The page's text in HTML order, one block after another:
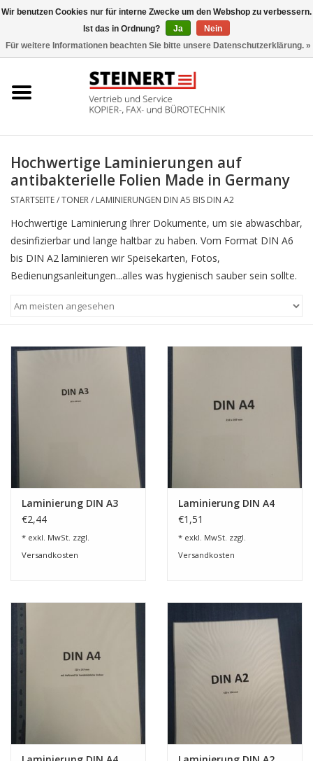
Büromaschinen- Service
Toner
Büromaschinen
Marken
Hochwertige Laminierungen auf
antibakterielle Folien Made in Germany
STARTSEITE/TONER/ LAMINIERUNGEN DIN A5 BIS DIN A2
Hochwertige Laminierung Ihrer Dokumente, um sie abwaschbar,
desinfizierbar und lange haltbar zu haben. Vom Format DIN A6
bis DIN A2 laminieren wir Speisekarten, Fotos,
Bedienungsanleitungen...alles was hygienisch sauber sein sollte.
Laminierung DIN A3
€2,44
* exkl. MwSt. zzgl.
Versandkosten
Laminierung DIN A4
€1,51
* exkl. MwSt. zzgl.
Versandkosten
Wir benutzen Cookies nur für interne Zwecke um den Webshop zu verbessern.
Ist das in Ordnung?
Ja
Nein
Für weitere Informationen beachten Sie bitte unsere Datenschutzerklärung. »